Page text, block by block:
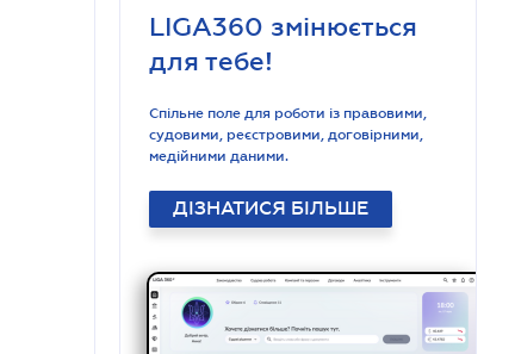
LIGA360 змінюється
для тебе!
Спільне поле для роботи із правовими,
судовими, реєстровими, договірними,
медійними даними.
ДІЗНАТИСЯ БІЛЬШЕ